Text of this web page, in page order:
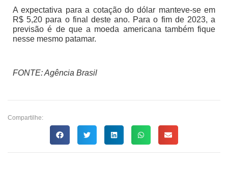
A expectativa para a cotação do dólar manteve-se em
R$ 5,20 para o final deste ano. Para o fim de 2023, a
previsão é de que a moeda americana também fique
nesse mesmo patamar.
FONTE: Agência Brasil
Compartilhe: